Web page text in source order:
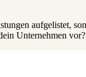
aufgelistet,
Unternehmen